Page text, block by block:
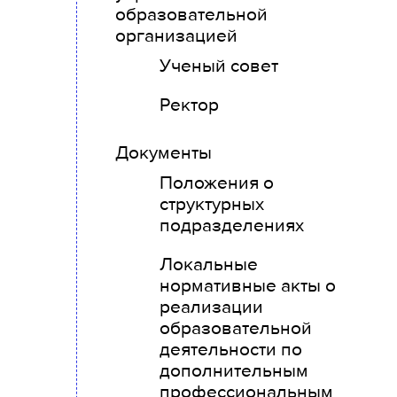
образовательной
организацией
Ученый совет
Ректор
Документы
Положения о
структурных
подразделениях
Локальные
нормативные акты о
реализации
образовательной
деятельности по
дополнительным
профессиональным